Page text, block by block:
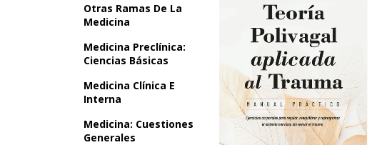
Otras Ramas De La
Medicina
Medicina Preclínica:
Ciencias Básicas
Medicina Clínica E
Interna
Medicina: Cuestiones
Generales